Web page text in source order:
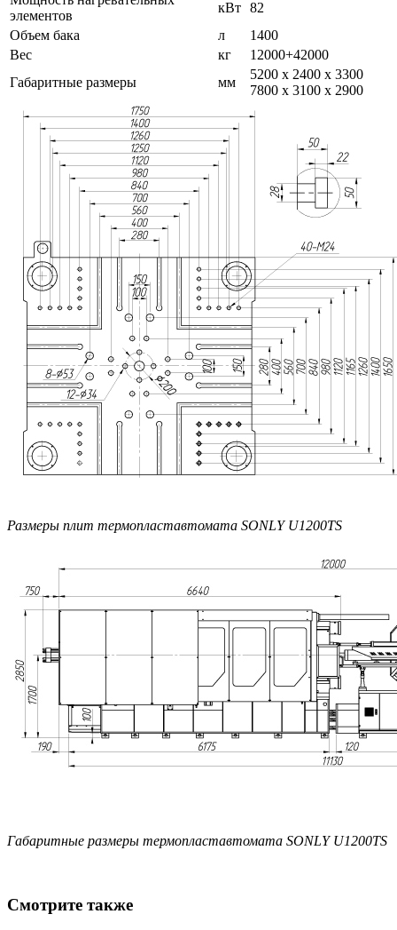
элементов
кВт 82
Объем бака
л
1400
Вес
кг
12000+42000
Габаритные размеры
мм
5200 х 2400 х 3300
7800 х 3100 х 2900
Размеры плит термопластавтомата SONLY U1200TS
Габаритные размеры термопластавтомата SONLY U1200TS
Смотрите также